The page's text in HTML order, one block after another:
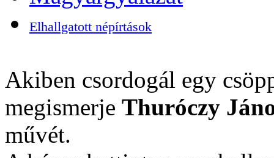
Elhallgatott népírtások
Akiben csordogál egy
megismerje Thuróczy
művét.